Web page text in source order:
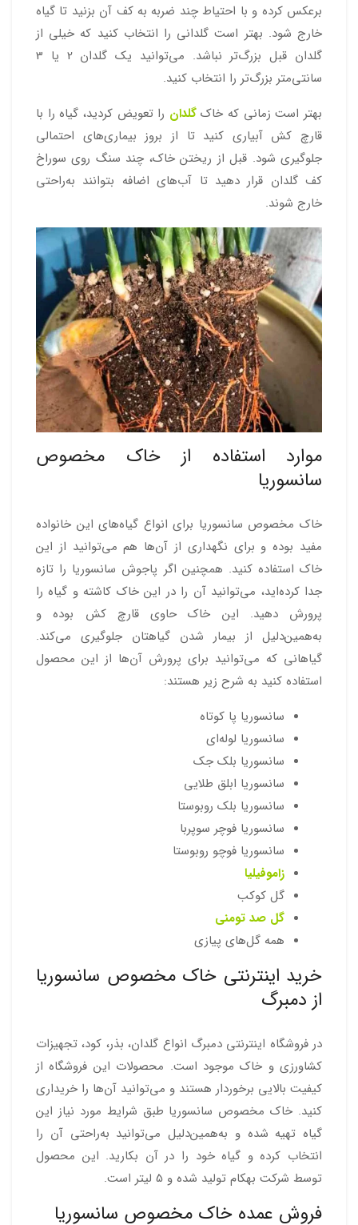
برعکس کرده و با احتیاط چند ضربه به کف آن بزنید تا گیاه
خارج شود. بهتر است گلدانی را انتخاب کنید که خیلی از
گلدان قبل بزرگ‌تر نباشد. می‌توانید یک گلدان 2 یا 3
سانتی‌متر بزرگ‌تر را انتخاب کنید.
بهتر است زمانی که خاکگلدان را تعویض کردید، گیاه را با
قارچ کش آبیاری کنید تا از بروز بیماری‌های احتمالی
جلوگیری شود. قبل از ریختن خاک، چند سنگ روی سوراخ
کف گلدان قرار دهید تا آب‌های اضافه بتوانند به‌راحتی
خارج شوند.
موارد استفاده از خاک مخصوص
سانسوریا
خاک مخصوص سانسوریا برای انواع گیاه‌های این خانواده
مفید بوده و برای نگهداری از آن‌ها هم می‌توانید از این
خاک استفاده کنید. همچنین اگر پاجوش سانسوریا را تازه
جدا کرده‌اید، می‌توانید آن را در این خاک کاشته و گیاه را
پرورش دهید. این خاک حاوی قارچ کش بوده و
به‌همین‌دلیل از بیمار شدن گیاهتان جلوگیری می‌کند.
گیاهانی که می‌توانید برای پرورش آن‌ها از این محصول
استفاده کنید به شرح زیر هستند:
سانسوریا پا کوتاه
سانسوریا لوله‌ای
سانسوریا بلک جک
سانسوریا ابلق طلایی
سانسوریا بلک روبوستا
سانسوریا فوچر سوپربا
سانسوریا فوچو روبوستا
زاموفیلیا
گل کوکب
گل صد تومنی
همه گل‌های پیازی
خرید اینترنتی خاک مخصوص سانسوریا
از دمبرگ
در فروشگاه اینترنتی دمبرگ انواع گلدان، بذر، کود، تجهیزات
کشاورزی و خاک موجود است. محصولات این فروشگاه از
کیفیت بالایی برخوردار هستند و می‌توانید آن‌ها را خریداری
کنید. خاک مخصوص سانسوریا طبق شرایط مورد نیاز این
گیاه تهیه شده و به‌همین‌دلیل می‌توانید به‌راحتی آن را
انتخاب کرده و گیاه خود را در آن بکارید. این محصول
توسط شرکت بهکام تولید شده و 5 لیتر است.
فروش عمده خاک مخصوص سانسوریا